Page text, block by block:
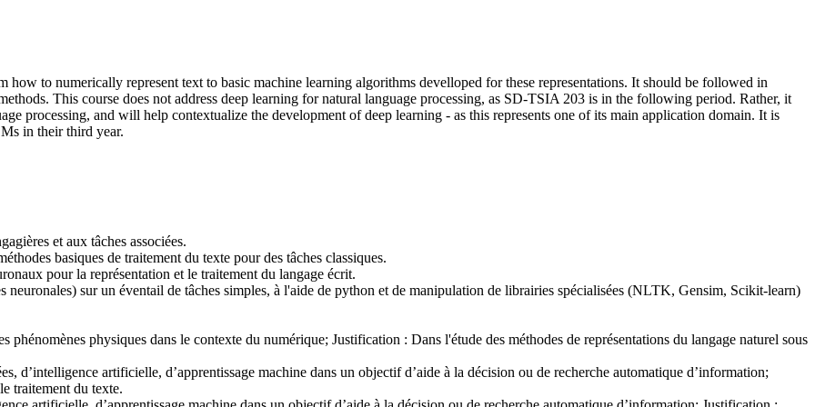
how to numerically represent text to basic machine learning algorithms develloped for these representations. It should be followed in
This course does not address deep learning for natural language processing, as SD-TSIA 203 is in the following period. Rather, it
processing, and will help contextualize the development of deep learning - as this represents one of its main application domain. It is
in their third year.
et aux tâches associées.
basiques de traitement du texte pour des tâches classiques.
pour la représentation et le traitement du langage écrit.
sur un éventail de tâches simples, à l'aide de python et de manipulation de librairies spécialisées (NLTK, Gensim, Scikit-learn)
physiques dans le contexte du numérique; Justification : Dans l'étude des méthodes de représentations du langage naturel sous
d’intelligence artificielle, d’apprentissage machine dans un objectif d’aide à la décision ou de recherche automatique d’information;
traitement du texte.